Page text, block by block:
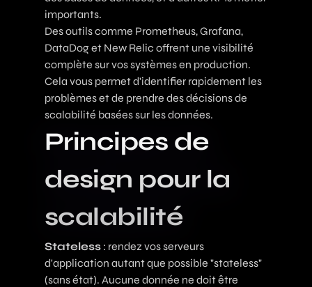
importants.
Des outils comme Prometheus, Grafana,
DataDog et New Relic offrent une visibilité
complète sur vos systèmes en production.
Cela vous permet d'identifier rapidement les
problèmes et de prendre des décisions de
scalabilité basées sur les données.
Principes de
design pour la
scalabilité
Stateless : rendez vos serveurs
d'application autant que possible "stateless"
(sans état). Aucune donnée ne doit être